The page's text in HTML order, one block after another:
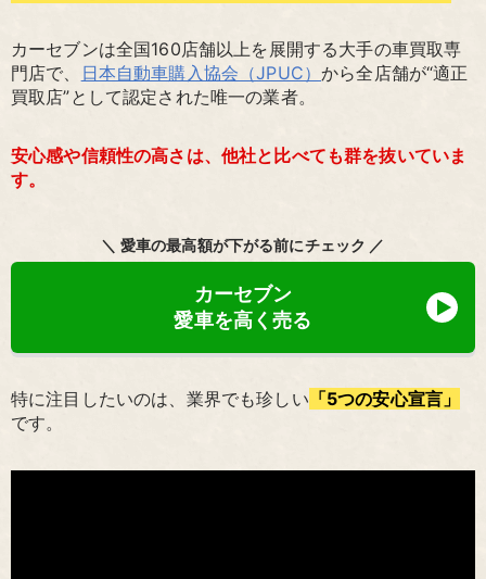
カーセブンは全国160店舗以上を展開する大手の車買取専
門店で、
日本自動車購入協会（JPUC）から全店舗が“適正
買取店”として認定された唯一の業者。
安心感や信頼性の高さは、他社と比べても群を抜いていま
す。
＼ 愛車の最高額が下がる前にチェック ／
カーセブン
愛車を高く売る
特に注目したいのは、業界でも珍しい 「5つの安心宣言」
です。